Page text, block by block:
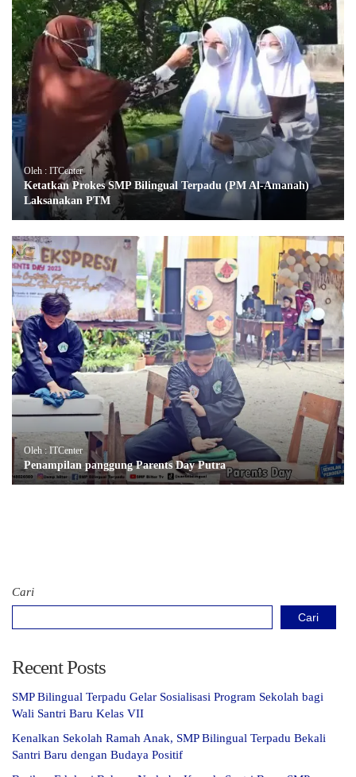
Oleh : ITCenter
Ketatkan Prokes SMP Bilingual Terpadu (PM Al-Amanah)
Laksanakan PTM
Oleh : ITCenter
Penampilan panggung Parents Day Putra
Cari
Cari
Recent Posts
SMP Bilingual Terpadu Gelar Sosialisasi Program Sekolah bagi
Wali Santri Baru Kelas VII
Kenalkan Sekolah Ramah Anak, SMP Bilingual Terpadu Bekali
Santri Baru dengan Budaya Positif